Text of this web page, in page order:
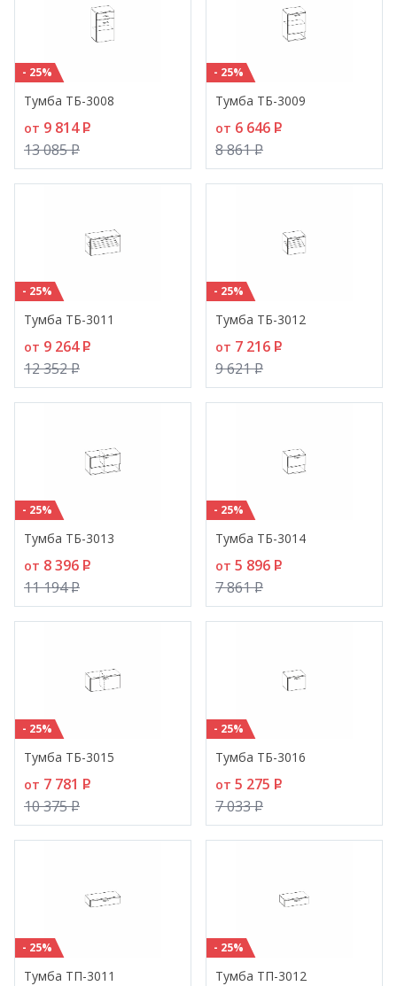
- 25%
Тумба ТБ-3008
от 9 814P
13 085P
- 25%
Тумба ТБ-3009
от 6 646 P
8 861P
- 25%
Тумба ТБ-3011
от 9 264P
12 352P
- 25%
Тумба ТБ-3012
от 7 216 P
9 621P
- 25%
Тумба ТБ-3013
от 8 396 P
11 194P
- 25%
Тумба ТБ-3014
от 5 896 P
7 861P
- 25%
Тумба ТБ-3015
от 7 781 P
10 375P
- 25%
Тумба ТБ-3016
от 5 275 P
7 033P
- 25%
Тумба ТП-3011
- 25%
Тумба ТП-3012